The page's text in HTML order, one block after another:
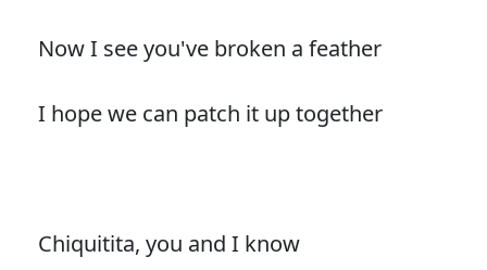
Now I see you've broken a feather
I hope we can patch it up together
Chiquitita, you and I know